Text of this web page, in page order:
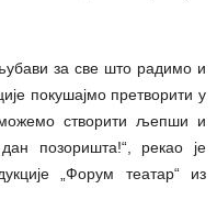
за све што радимо и
покушајмо претворити у
можемо створити љепши и
позоришта!“, рекао је
„Форум театар“ из